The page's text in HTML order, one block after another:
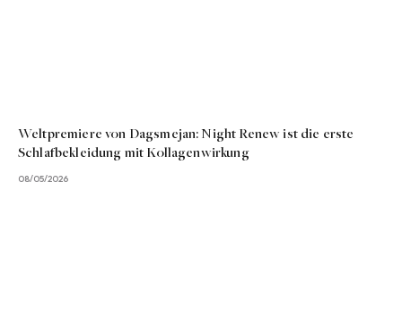
Weltpremiere von Dagsmejan: Night Renew ist die erste
Schlafbekleidung mit Kollagenwirkung
08/05/2026